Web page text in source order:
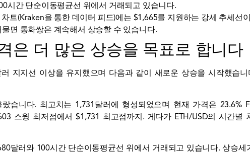
시간 단순이동평균선 위에서 거래되고 있습니다.
트(Kraken을 통한 데이터 피드)에는 $1,665를 지원하는 강세 추세선
면 통화쌍은 계속해서 상승할 수 있습니다.
은 더 많은 상승을 목표로 합니다
지지선 이상을 유지했으며 다음과 같이 새로운 상승을 시작했습니
습니다. 최고치는 1,731달러에 형성되었으며 현재 가격은 23.6%
스윙 최저점에서 $1,731 최고점까지. 게다가 ETH/USD의 시간별
달러와 100시간 단순이동평균선 위에서 거래되고 있습니다. 상승